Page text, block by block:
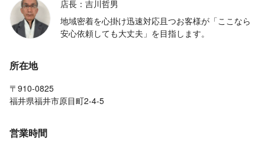
店長：吉川哲男
地域密着を心掛け迅速対応且つお客様が「ここなら
安心依頼しても大丈夫」を目指します。
所在地
〒910-0825
福井県福井市原目町2-4-5
営業時間